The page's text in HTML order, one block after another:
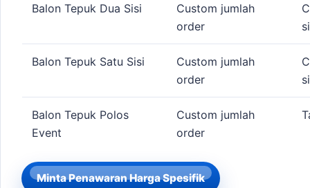
Balon Tepuk Dua Sisi
Custom jumlah
order
Balon Tepuk Satu Sisi
Custom jumlah
order
Balon Tepuk Polos
Event
Custom jumlah
order
Minta Penawaran Harga Spesifik